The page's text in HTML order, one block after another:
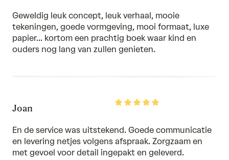
of
Geweldig leuk concept, leuk verhaal, mooie
tekeningen, goede vormgeving, mooi formaat, luxe
papier... kortom een prachtig boek waar kind en
ouders nog lang van zullen genieten.
Rated
Joan
En de service was uitstekend. Goede communicatie
en levering netjes volgens afspraak. Zorgzaam en
met gevoel voor detail ingepakt en geleverd.